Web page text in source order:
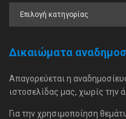
Δικαιώματα
Απαγορεύεται η
ιστοσελίδας μας, χωρίς την
Για την χρησιμοποίηση